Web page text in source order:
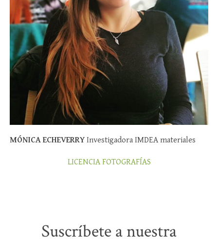
MÓNICA ECHEVERRY Investigadora IMDEA materiales
LICENCIA FOTOGRAFÍAS
Suscríbete a nuestra